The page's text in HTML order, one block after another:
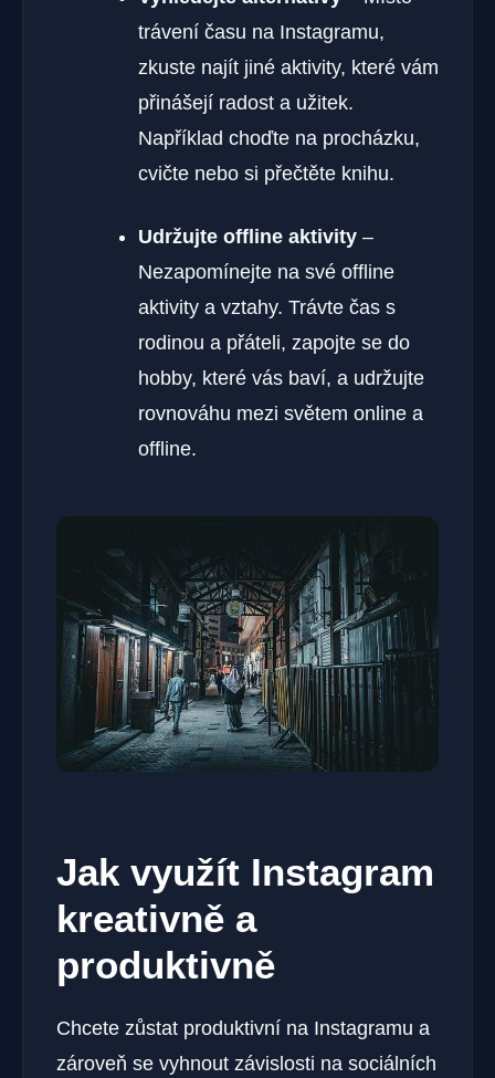
trávení času na Instagramu,
zkuste najít jiné aktivity, které vám
přinášejí radost a užitek.
Například choďte na procházku,
cvičte nebo si přečtěte knihu.
Udržujte offline aktivity –
Nezapomínejte na své offline
aktivity a vztahy. Trávte čas s
rodinou a přáteli, zapojte se do
hobby, které vás baví, a udržujte
rovnováhu mezi světem online a
offline.
Jak využít Instagram
kreativně a
produktivně
Chcete zůstat produktivní na Instagramu a
zároveň se vyhnout závislosti na sociálních